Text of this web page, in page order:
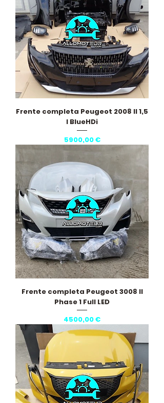
Frente completa Peugeot 2008 II 1,5
l BlueHDi
Preço
5900,00 €
Frente completa Peugeot 3008 II
Phase 1 Full LED
Preço
4500,00 €